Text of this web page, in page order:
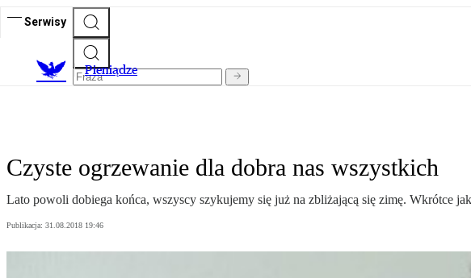
Serwisy
Pieniądze
Czyste ogrzewanie dla dobra nas wszystkich
Lato powoli dobiega końca, wszyscy szykujemy się już na zbliżającą się zimę. Wkrótce
Publikacja: 31.08.2018 19:46